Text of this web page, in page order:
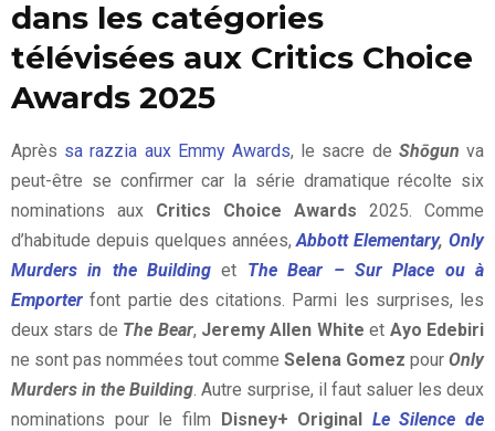
dans les catégories
télévisées aux Critics Choice
Awards 2025
Après sa razzia aux Emmy Awards, le sacre de Shōgun va
peut-être se confirmer car la série dramatique récolte six
nominations aux Critics Choice Awards 2025. Comme
d’habitude depuis quelques années,Abbott Elementary,Only
Murders in the Building et The Bear – Sur Place ou à
Emporter font partie des citations. Parmi les surprises, les
deux stars de The Bear, Jeremy Allen White et Ayo Edebiri
ne sont pas nommées tout comme Selena Gomez pour Only
Murders in the Building . Autre surprise, il faut saluer les deux
nominations pour le film Disney+ Original Le Silence de